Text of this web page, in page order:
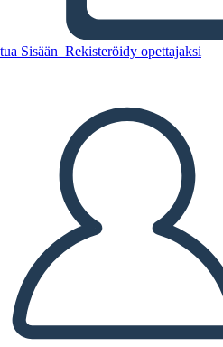
Sisään Rekisteröidy opettajaksi
kuvakäsikirjoitus
DIAESITYS
LUE MINULLE